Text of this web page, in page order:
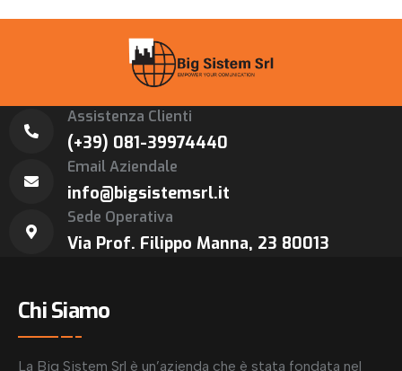
Assistenza Clienti
(+39) 081-39974440
Email Aziendale
info@bigsistemsrl.it
Sede Operativa
Via Prof. Filippo Manna, 23 80013
Chi Siamo
La Big Sistem Srl è un’azienda che è stata fondata nel